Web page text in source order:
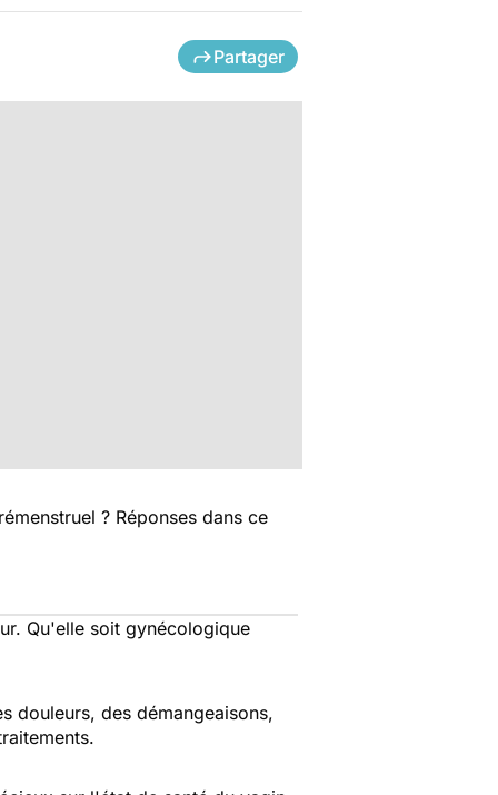
Partager
? Réponses dans ce
Qu'elle soit gynécologique
douleurs, des démangeaisons,